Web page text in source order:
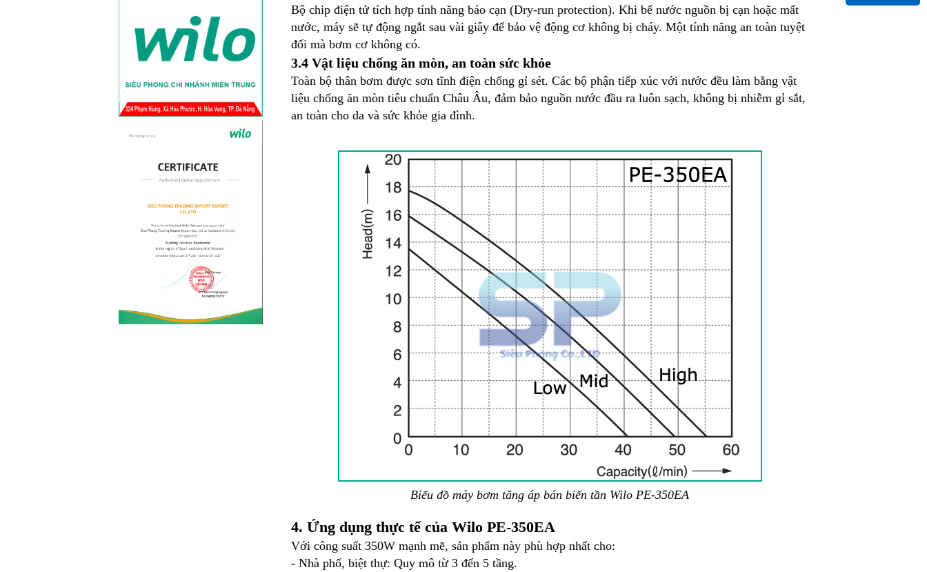
hoàn nước nóng Wilo? Ở Việt Nam
được chia thành 2...
Máy bơm nước đẩy
cao Wilo trong...
Tại sao phải sử dụng máy bơm đẩy
chịu khi nguồn nước của...
Công nghệ máy bơm
“Biến Tần” là gì? Gần đây, rất nhiều
sản phẩm từ điều hòa, tủ lạnh,
quạt...
Những thông tin cần
Việt Nam lại là nước thường xuyên
bị ngập lụt vào các mùa mưa lũ, vậy
Cách lựa chọn mua
máy bơm hóa chất...
Bơm công nghiệp ngày nay được
Bộ chip điện tử tích hợp tính năng báo cạn (Dry-run protection). Khi bể nước nguồn bị cạn hoặc mất
nước, máy sẽ tự động ngắt sau vài giây để bảo vệ động cơ không bị cháy. Một tính năng an toàn tuyệt
đối mà bơm cơ không có.
3.4 Vật liệu chống ăn mòn, an toàn sức khỏe
Toàn bộ thân bơm được sơn tĩnh điện chống gỉ sét. Các bộ phận tiếp xúc với nước đều làm bằng vật
liệu chống ăn mòn tiêu chuẩn Châu Âu, đảm bảo nguồn nước đầu ra luôn sạch, không bị nhiễm gỉ sắt,
an toàn cho da và sức khỏe gia đình.
Biểu đồ máy bơm tăng áp bán biến tần Wilo PE-350EA
4. Ứng dụng thực tế của Wilo PE-350EA
Với công suất 350W mạnh mẽ, sản phẩm này phù hợp nhất cho:
- Nhà phố, biệt thự: Quy mô từ 3 đến 5 tầng.